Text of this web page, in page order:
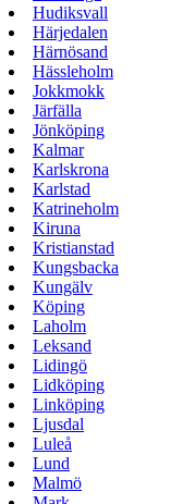
Hudiksvall
Härjedalen
Härnösand
Hässleholm
Jokkmokk
Järfälla
Jönköping
Kalmar
Karlskrona
Karlstad
Katrineholm
Kiruna
Kristianstad
Kungsbacka
Kungälv
Köping
Laholm
Leksand
Lidingö
Lidköping
Linköping
Ljusdal
Luleå
Lund
Malmö